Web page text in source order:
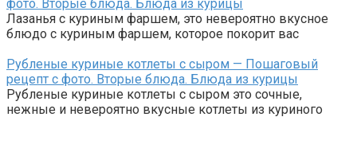
фото. Вторые блюда. Блюда из курицы
Лазанья с куриным фаршем, это невероятно вкусное
блюдо с куриным фаршем, которое покорит вас
Рубленые куриные котлеты с сыром — Пошаговый
рецепт с фото. Вторые блюда. Блюда из курицы
Рубленые куриные котлеты с сыром это сочные,
нежные и невероятно вкусные котлеты из куриного